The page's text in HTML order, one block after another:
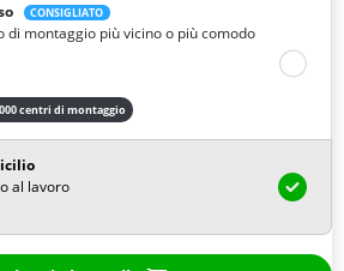
CONSIGLIATO
di montaggio più vicino o più comodo
centri di montaggio
al lavoro